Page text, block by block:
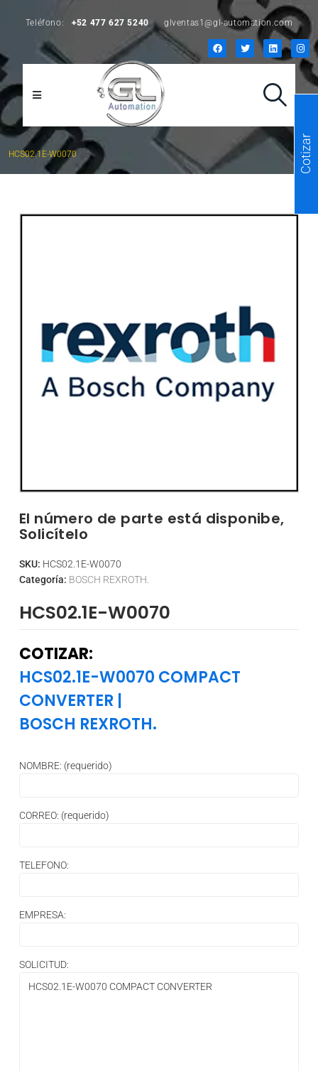
Teléfono: +52 477 627 5240 glventas1@gl-automation.com
HCS02.1E-W0070
El número de parte está disponibe,
Solicítelo
SKU: HCS02.1E-W0070
Categoría: BOSCH REXROTH.
HCS02.1E-W0070
COTIZAR:
HCS02.1E-W0070 COMPACT
CONVERTER |
BOSCH REXROTH.
NOMBRE: (requerido)
CORREO: (requerido)
TELEFONO:
EMPRESA:
SOLICITUD:
Cotizar